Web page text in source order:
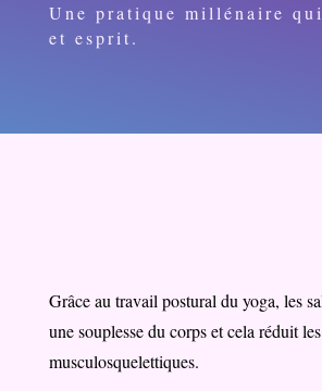
Une pratique millénaire
et esprit.
Grâce au travail postural du yoga, les
une souplesse du corps et cela réduit
musculosquelettiques.